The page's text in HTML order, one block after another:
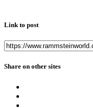
Link to post
Share on other sites